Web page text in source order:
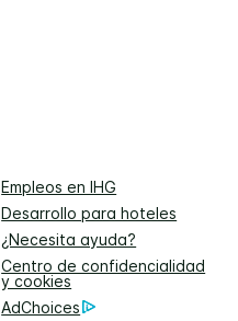
Empleos en IHG
Desarrollo para hoteles
¿Necesita ayuda?
Centro de confidencialidad
y cookies
AdChoices